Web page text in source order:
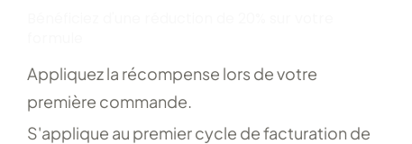
Appliquez la récompense lors de votre
première commande.
S'applique au premier cycle de facturation de